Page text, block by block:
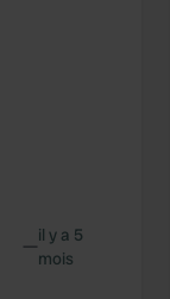
—il y a 5
mois